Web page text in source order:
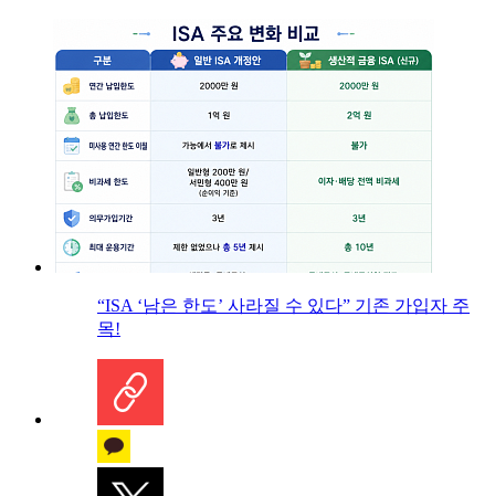
“ISA ‘남은 한도’ 사라질 수 있다” 기존 가입자 주
목!